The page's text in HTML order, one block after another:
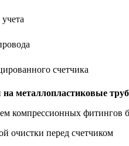
счетчика
на металлопластиковые
компрессионных фитингов
очистки перед счетчиком